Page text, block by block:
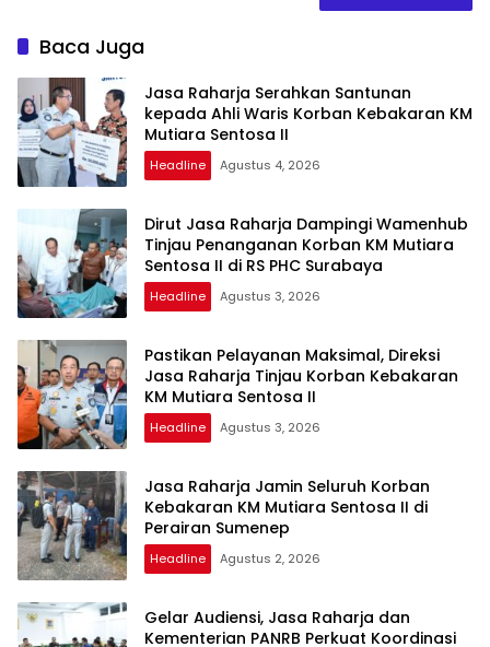
Baca Juga
Jasa Raharja Serahkan Santunan
kepada Ahli Waris Korban Kebakaran KM
Mutiara Sentosa II
Headline Agustus 4, 2026
Dirut Jasa Raharja Dampingi Wamenhub
Tinjau Penanganan Korban KM Mutiara
Sentosa II di RS PHC Surabaya
Headline Agustus 3, 2026
Pastikan Pelayanan Maksimal, Direksi
Jasa Raharja Tinjau Korban Kebakaran
KM Mutiara Sentosa II
Headline Agustus 3, 2026
Jasa Raharja Jamin Seluruh Korban
Kebakaran KM Mutiara Sentosa II di
Perairan Sumenep
Headline Agustus 2, 2026
Gelar Audiensi, Jasa Raharja dan
Kementerian PANRB Perkuat Koordinasi